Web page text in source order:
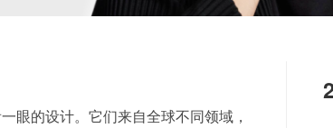
眼的设计。它们来自全球不同领域，